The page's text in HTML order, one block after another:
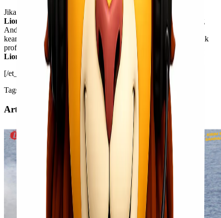
Jika Anda menggunakan jasa ekspedisi yang ditawarkan oleh
Lionel Express
, Anda akan mendapatkan semua informasi yang
Anda butuhkan dengan jelas dan gamblang, termasuk jaminan
keamanan paket yang akan Anda kirim. Semua ini sebagai bentuk
profesionalisme dan wujud tanggung jawab yang dimiliki oleh
Lionel Express
[/et_pb_text][/et_pb_column][/et_pb_row][/et_pb_section]
Tags
Artikel Terkait